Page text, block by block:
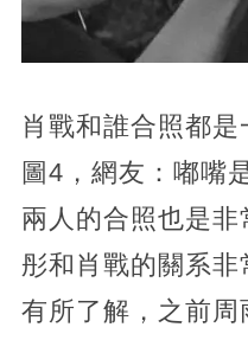
肖戰和誰合照都是
圖4，網友：嘟嘴
兩人的合照也是
彤和肖戰的關系
有所了解，之前